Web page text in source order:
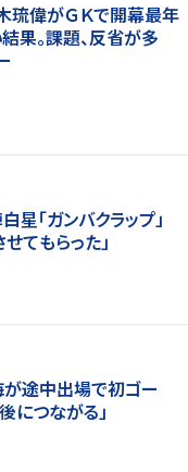
琉偉がＧＫで開幕最年
果。課題、反省が多
星「ガンバクラップ」
てもらった」
が途中出場で初ゴー
につながる」